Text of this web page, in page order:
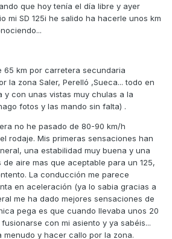
que hoy tenía el día libre y ayer
mi SD 125i he salido ha hacerle unos km
65 km por carretera secundaria
la zona Saler, Perelló ,Sueca... todo en
y con unas vistas muy chulas a la
fotos y las mando sin falta) .
no he pasado de 80-90 km/h
rodaje. Mis primeras sensaciones han
una estabilidad muy buena y una
aire mas que aceptable para un 125,
La conducción me parece
en aceleración (ya lo sabia gracias a
me ha dado mejores sensaciones de
pega es que cuando llevaba unos 20
con mi asiento y ya sabéis...
menudo y hacer callo por la zona.